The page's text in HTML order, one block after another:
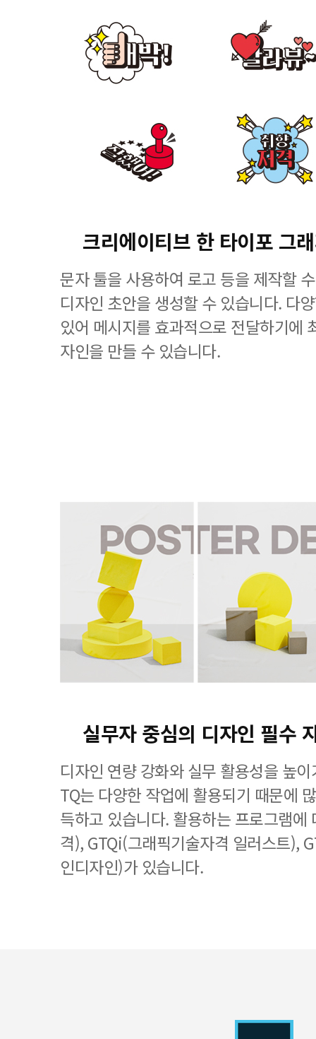
크리에이티브 한 타이포 그
문자 툴을 사용하여 로고 등을 제작할
디자인 초안을 생성할 수 있습니다. 다
있어 메시지를 효과적으로 전달하기에
자인을 만들 수 있습니다.
실무자 중심의 디자인 필수
디자인 연량 강화와 실무 활용성을 높
TQ는 다양한 작업에 활용되기 때문에
득하고 있습니다. 활용하는 프로그램에
격), GTQi(그래픽기술자격 일러스트),
인디자인)가 있습니다.